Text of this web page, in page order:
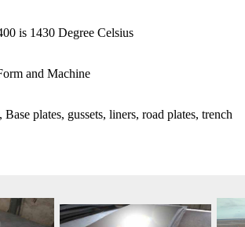
is 1430 Degree Celsius
and Machine
plates, gussets, liners, road plates, trench